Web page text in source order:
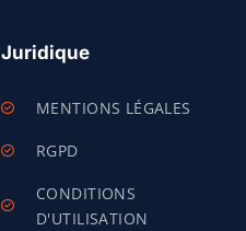
Juridique
MENTIONS LÉGALES
RGPD
CONDITIONS
D'UTILISATION